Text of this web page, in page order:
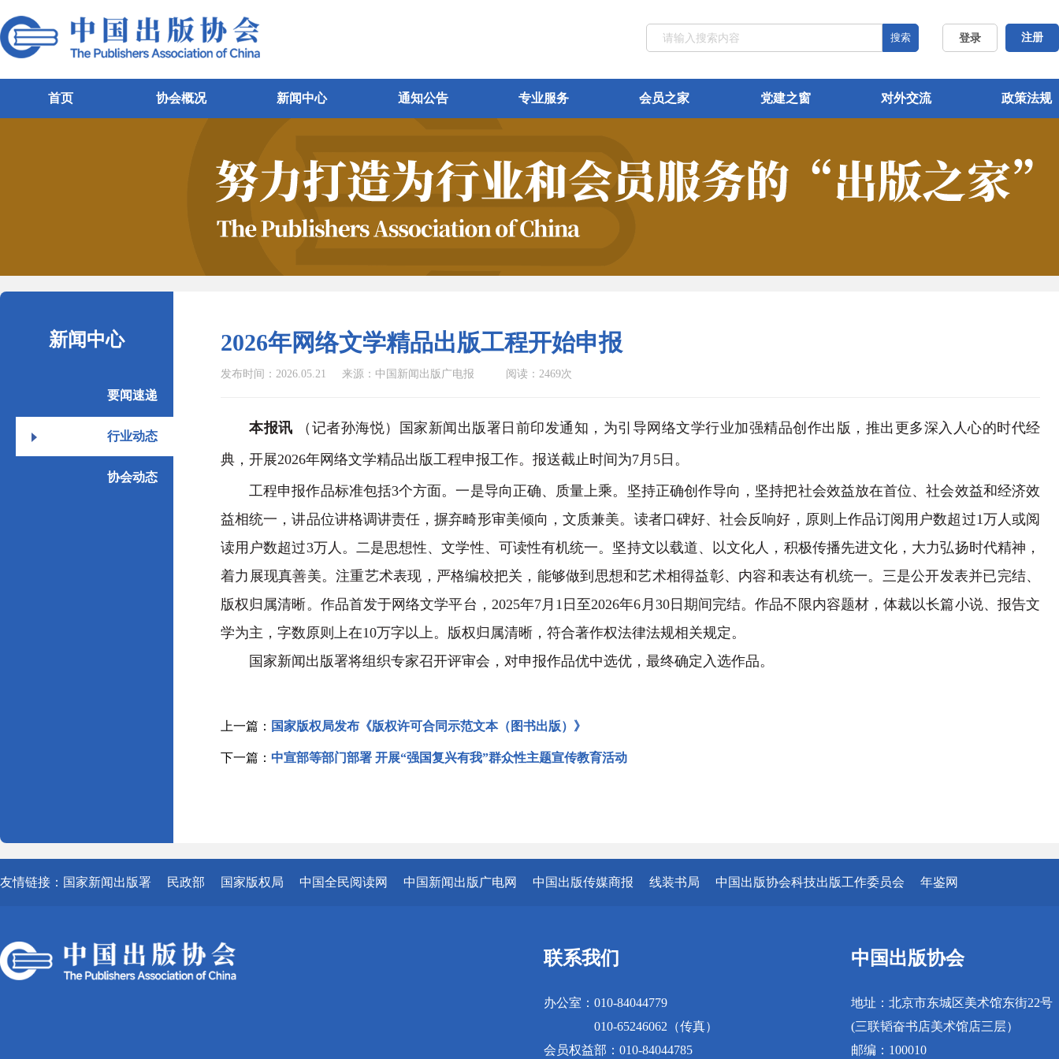
登录 注册
搜索
首页 协会概况 新闻中心 通知公告 专业服务 会员之家 党建之窗 对外交流 政策法规
新闻中心
要闻速递
行业动态
协会动态
2026年网络文学精品出版工程开始申报
发布时间：2026.05.21 来源：中国新闻出版广电报 阅读：2469次
本报讯 （记者孙海悦）国家新闻出版署日前印发通知，为引导网络文学行业加强精品创作出版，推出更多深入人心的时代经
典，开展2026年网络文学精品出版工程申报工作。报送截止时间为7月5日。
工程申报作品标准包括3个方面。一是导向正确、质量上乘。坚持正确创作导向，坚持把社会效益放在首位、社会效益和经济效
益相统一，讲品位讲格调讲责任，摒弃畸形审美倾向，文质兼美。读者口碑好、社会反响好，原则上作品订阅用户数超过1万人或阅
读用户数超过3万人。二是思想性、文学性、可读性有机统一。坚持文以载道、以文化人，积极传播先进文化，大力弘扬时代精神，
着力展现真善美。注重艺术表现，严格编校把关，能够做到思想和艺术相得益彰、内容和表达有机统一。三是公开发表并已完结、
版权归属清晰。作品首发于网络文学平台，2025年7月1日至2026年6月30日期间完结。作品不限内容题材，体裁以长篇小说、报告文
学为主，字数原则上在10万字以上。版权归属清晰，符合著作权法律法规相关规定。
国家新闻出版署将组织专家召开评审会，对申报作品优中选优，最终确定入选作品。
上一篇： 国家版权局发布《版权许可合同示范文本（图书出版）》
下一篇： 中宣部等部门部署 开展“强国复兴有我”群众性主题宣传教育活动
友情链接： 国家新闻出版署 民政部 国家版权局 中国全民阅读网 中国新闻出版广电网 中国出版传媒商报 线装书局 中国出版协会科技出版工作委员会 年鉴网
联系我们
办公室：010-84044779
010-65246062（传真）
会员权益部：010-84044785
中国出版协会
地址：北京市东城区美术馆东街22号
(三联韬奋书店美术馆店三层）
邮编：100010